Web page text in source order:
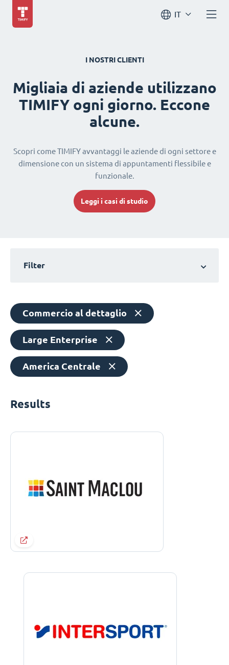
IT
I NOSTRI CLIENTI
Migliaia di aziende utilizzano
TIMIFY ogni giorno. Eccone
alcune.
Scopri come TIMIFY avvantaggi le aziende di ogni settore e
dimensione con un sistema di appuntamenti flessibile e
funzionale.
Leggi i casi di studio
Filter
Commercio al dettaglio
Large Enterprise
America Centrale
Results